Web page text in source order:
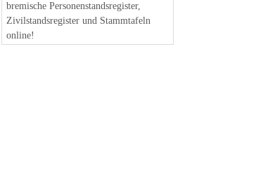
bremische Personenstandsregister,
Zivilstandsregister und Stammtafeln
online!